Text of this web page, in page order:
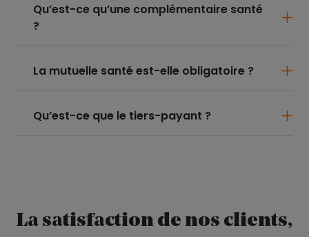
Qu’est-ce qu’une complémentaire santé
?
La mutuelle santé est-elle obligatoire ?
Qu’est-ce que le tiers-payant ?
La satisfaction de nos clients,